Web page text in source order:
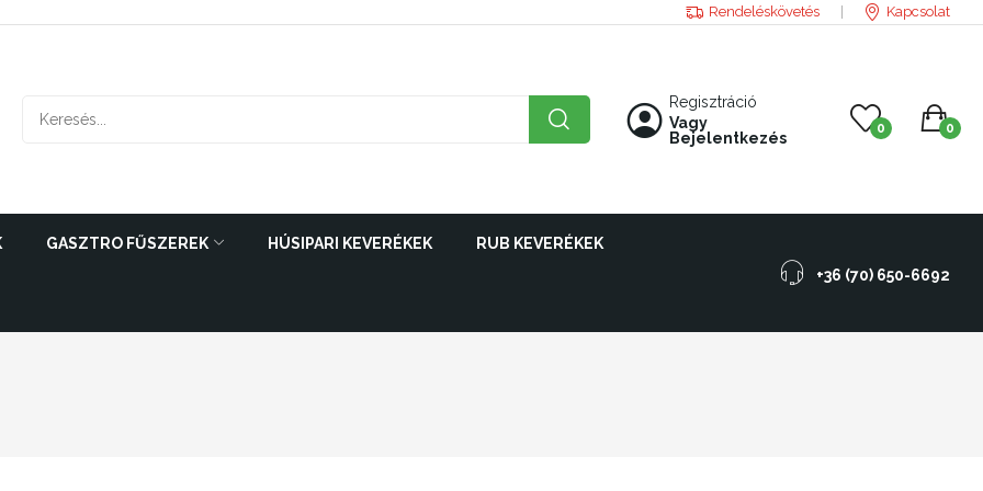
Rendeléskövetés Kapcsolat
Regisztráció
Vagy
Bejelentkezés
0 0
GASZTRO FŰSZEREK HÚSIPARI KEVERÉKEK RUB KEVERÉKEK
+36 (70) 650-6692